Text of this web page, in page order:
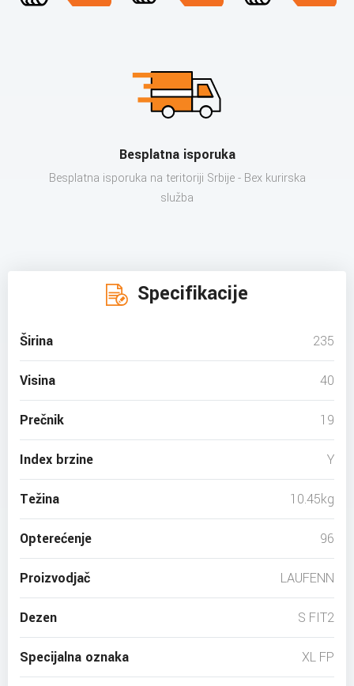
Besplatna isporuka
Besplatna isporuka na teritoriji Srbije - Bex kurirska
služba
Specifikacije
Širina 235
Visina 40
Prečnik 19
Index brzine Y
Težina 10.45kg
Opterećenje 96
Proizvodjač LAUFENN
Dezen S FIT2
Specijalna oznaka XL FP